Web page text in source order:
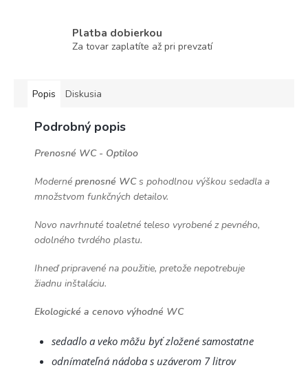
Platba dobierkou
Za tovar zaplatíte až pri prevzatí
Popis Diskusia
Podrobný popis
Prenosné WC - Optiloo
Moderné prenosné WCs pohodlnou výškou sedadla a
množstvom funkčných detailov.
Novo navrhnuté toaletné teleso vyrobené z pevného, ​​
odolného tvrdého plastu.
Ihneď pripravené na použitie, pretože nepotrebuje
žiadnu inštaláciu.
Ekologické a cenovo výhodné WC
sedadlo a veko môžu byť zložené samostatne
odnímateľná nádoba s uzáverom 7 litrov